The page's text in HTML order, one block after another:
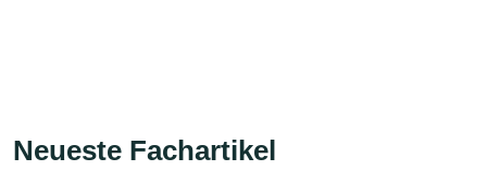
Neueste Fachartikel